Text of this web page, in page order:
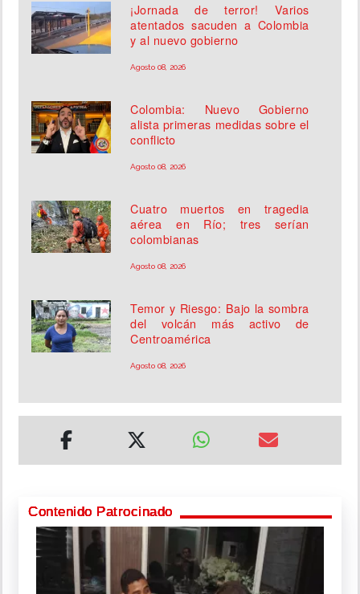
¡Jornada de terror! Varios
atentados sacuden a Colombia
y al nuevo gobierno
Agosto 08, 2026
Colombia: Nuevo Gobierno
alista primeras medidas sobre el
conflicto
Agosto 08, 2026
Cuatro muertos en tragedia
aérea en Río; tres serían
colombianas
Agosto 08, 2026
Temor y Riesgo: Bajo la sombra
del volcán más activo de
Centroamérica
Agosto 08, 2026
Contenido Patrocinado